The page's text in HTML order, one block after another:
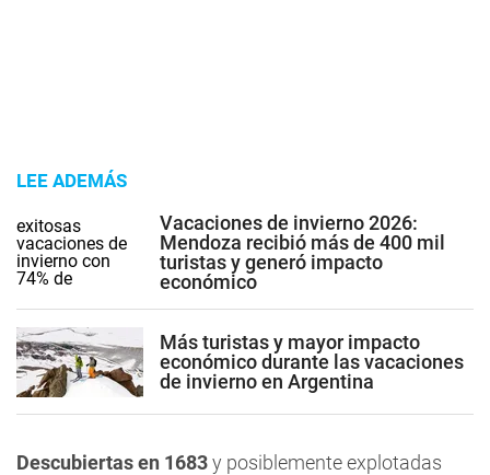
LEE ADEMÁS
Vacaciones de invierno 2026:
Mendoza recibió más de 400 mil
turistas y generó impacto
económico
Más turistas y mayor impacto
económico durante las vacaciones
de invierno en Argentina
Descubiertas en 1683y posiblemente explotadas